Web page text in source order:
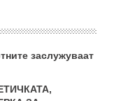
заслужуваат